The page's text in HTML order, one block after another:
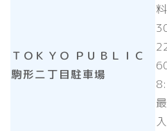
ＴＯＫＹＯ ＰＵＢＬＩＣ
駒形二丁目駐車場